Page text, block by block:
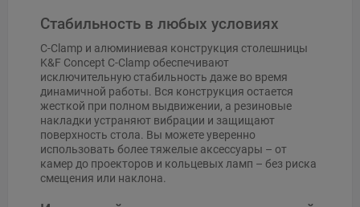
Стабильность в любых условиях
C-Clamp и алюминиевая конструкция столешницы
K&F Concept C-Clamp обеспечивают
исключительную стабильность даже во время
динамичной работы. Вся конструкция остается
жесткой при полном выдвижении, а резиновые
накладки устраняют вибрации и защищают
поверхность стола. Вы можете уверенно
использовать более тяжелые аксессуары – от
камер до проекторов и кольцевых ламп – без риска
смещения или наклона.